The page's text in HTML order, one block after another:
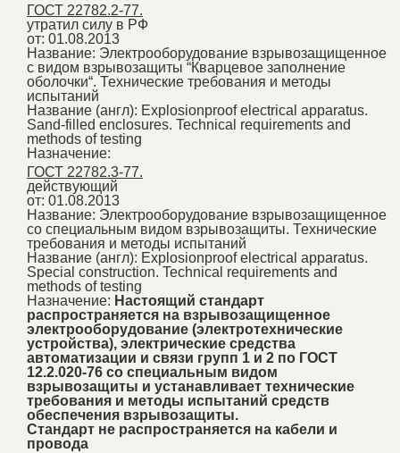
ГОСТ 22782.2-77.
утратил силу в РФ
от: 01.08.2013
Название: Электрооборудование взрывозащищенное
с видом взрывозащиты “Кварцевое заполнение
оболочки“. Технические требования и методы
испытаний
Название (англ): Explosionproof electrical apparatus.
Sand-filled enclosures. Technical requirements and
methods of testing
Назначение:
ГОСТ 22782.3-77.
действующий
от: 01.08.2013
Название: Электрооборудование взрывозащищенное
со специальным видом взрывозащиты. Технические
требования и методы испытаний
Название (англ): Explosionproof electrical apparatus.
Special construction. Technical requirements and
methods of testing
Назначение: Настоящий стандарт
распространяется на взрывозащищенное
электрооборудование (электротехнические
устройства), электрические средства
автоматизации и связи групп 1 и 2 по ГОСТ
12.2.020-76 со специальным видом
взрывозащиты и устанавливает технические
требования и методы испытаний средств
обеспечения взрывозащиты.
Стандарт не распространяется на кабели и
провода